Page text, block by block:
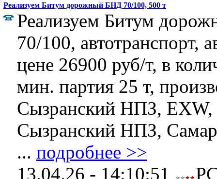
Реализуем Битум дорожный БНД 70/100, 500 т
Реализуем Битум
70/100, автотранспорт,
цене 26900 руб/т, в
мин. партия 25 т,
Сызранский НПЗ, EXW,
Сызранский НПЗ,
... подробнее >>
13.04.26 - 14:10:51